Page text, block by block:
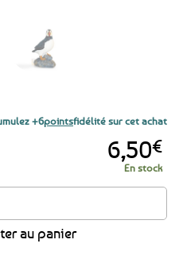
6,50€
En stock
sur rocher - 10 cm
au panier
+6pointsfidélité sur cet achat